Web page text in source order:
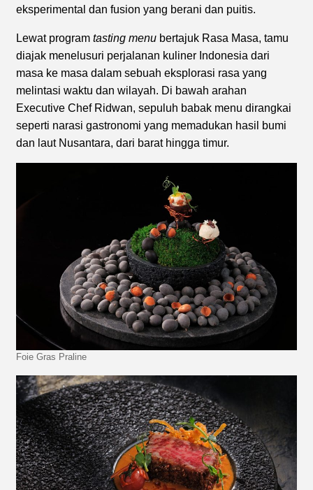
eksperimental dan fusion yang berani dan puitis.
Lewat program tasting menu bertajuk Rasa Masa, tamu
diajak menelusuri perjalanan kuliner Indonesia dari
masa ke masa dalam sebuah eksplorasi rasa yang
melintasi waktu dan wilayah. Di bawah arahan
Executive Chef Ridwan, sepuluh babak menu dirangkai
seperti narasi gastronomi yang memadukan hasil bumi
dan laut Nusantara, dari barat hingga timur.
Foie Gras Praline